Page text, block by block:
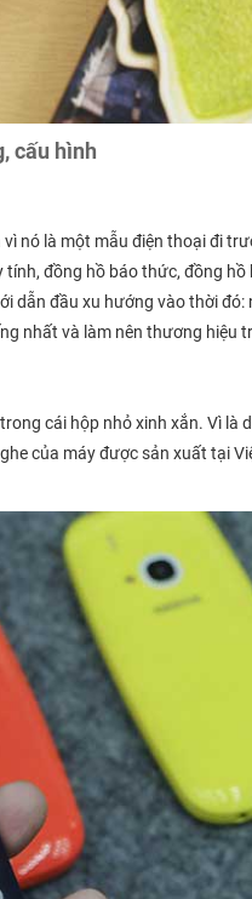
cấu hình
nó là một mẫu điện thoại đi
đồng hồ báo thức, đồng hồ
dẫn đầu xu hướng vào thời đó:
nhất và làm nên thương hiệu
cái hộp nhỏ xinh xắn. Vì là
của máy được sản xuất tại